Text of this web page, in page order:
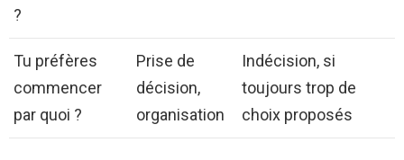
?
Tu préfères
commencer
par quoi ?
Prise de
décision,
organisation
Indécision, si
toujours trop de
choix proposés